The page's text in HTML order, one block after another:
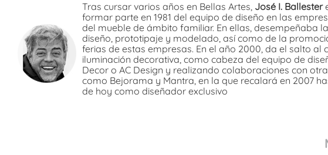
Tras cursar varios años en Bellas Artes, José I. Ballester
formar parte en 1981 del equipo de diseño en las
del mueble de ámbito familiar. En ellas, desempeñaba
diseño, prototipaje y modelado, así como de la
ferias de estas empresas. En el año 2000, da el salto al
iluminación decorativa, como cabeza del equipo de
Decor o AC Design y realizando colaboraciones con
como Bejorama y Mantra, en la que recalará en 2007
de hoy como diseñador exclusivo